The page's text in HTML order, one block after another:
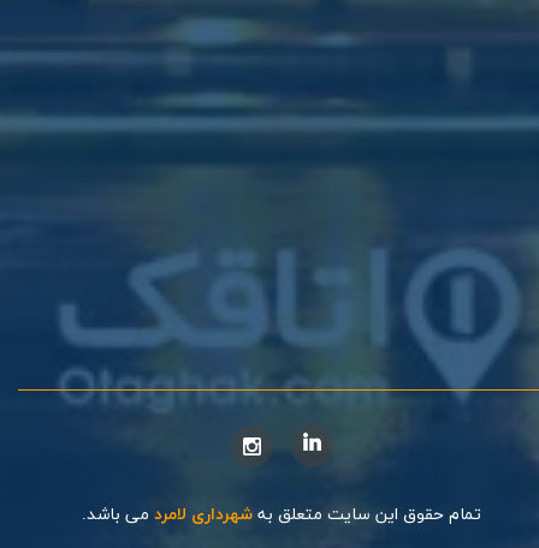
تمام حقوق این سایت متعلق به شهرداری لامرد می باشد.